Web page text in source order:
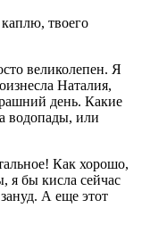
твоего
великолепен. Я
Наталия,
день. Какие
водопады, или
Как хорошо,
я бы кисла сейчас
А еще этот